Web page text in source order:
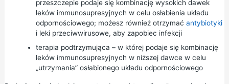
przeszczepie podaje się kombinację wysokich dawek
leków immunosupresyjnych w celu osłabienia układu
odpornościowego; możesz również otrzymać antybiotyki
i leki przeciwwirusowe, aby zapobiec infekcji
terapia podtrzymująca – w której podaje się kombinację
leków immunosupresyjnych w niższej dawce w celu
„utrzymania” osłabionego układu odpornościowego